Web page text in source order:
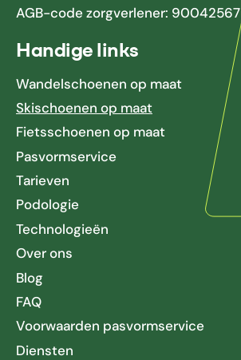
AGB-code zorgverlener: 90042567
Handige links
Wandelschoenen op maat
Skischoenen op maat
Fietsschoenen op maat
Pasvormservice
Tarieven
Podologie
Technologieën
Over ons
Blog
FAQ
Voorwaarden pasvormservice
Diensten